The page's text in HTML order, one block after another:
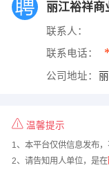
丽江裕祥商
联系人：
联系电话：
公司地址：
温馨提示
1、本平台仅供信息发布，
2、请告知用人单位，是在